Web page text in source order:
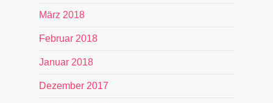
März 2018
Februar 2018
Januar 2018
Dezember 2017